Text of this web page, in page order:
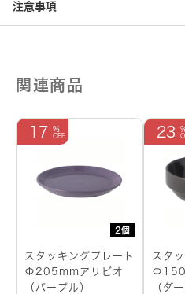
注意事項
関連商品
2個
17
スタッキングプレート
Φ205mmアリビオ
（パープル）
23
スタ
（ダ